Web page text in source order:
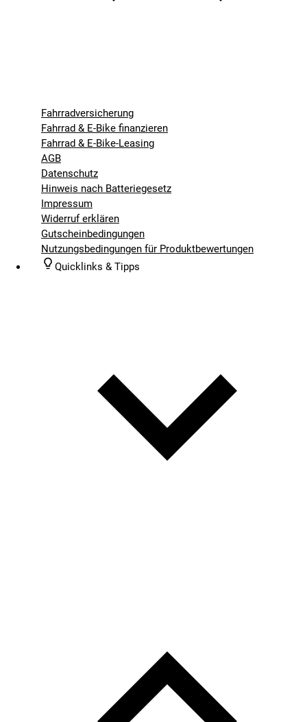
Fahrradversicherung
Fahrrad & E-Bike finanzieren
Fahrrad & E-Bike-Leasing
AGB
Datenschutz
Hinweis nach Batteriegesetz
Impressum
Widerruf erklären
Gutscheinbedingungen
Nutzungsbedingungen für Produktbewertungen
Quicklinks & Tipps